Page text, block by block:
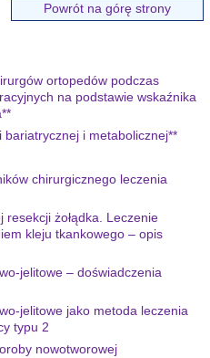
Powrót na górę strony
ortopedów podczas
na podstawie wskaźnika
i metabolicznej**
chirurgicznego leczenia
żołądka. Leczenie
kleju tkankowego – opis
jelitowe – doświadczenia
jelitowe jako metoda leczenia
typu 2
nowotworowej